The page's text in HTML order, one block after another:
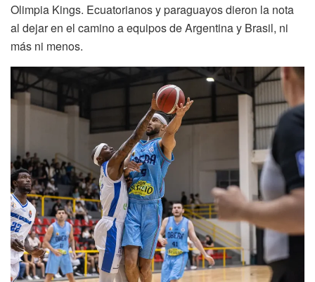
Olimpia Kings. Ecuatorianos y paraguayos dieron la nota
al dejar en el camino a equipos de Argentina y Brasil, ni
más ni menos.